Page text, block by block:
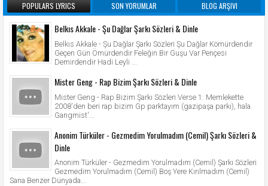
POPULARS LYRICS SON YORUMLAR BLOG ARŞIVI
Belkıs Akkale - Şu Dağlar Şarkı Sözleri & Dinle
Belkıs Akkale - Şu Dağlar Şarkı Sözleri Şu Dağlar Kömürdendir
Geçen Gün Ömürdendir Feleğin Bir Guşu Var Pençesi
Demirdendir Hadi Leyli ...
Mister Geng - Rap Bizim Şarkı Sözleri & Dinle
Mister Geng - Rap Bizim Şarkı Sözleri Verse 1: Memlekette
2008'den beri rap bizim Gp parktayım (gazipaşa parkı), hala
Gangmist'...
Anonim Türküler - Gezmedim Yorulmadım (Cemil) Şarkı Sözleri &
Dinle
Anonim Türküler - Gezmedim Yorulmadım (Cemil) Şarkı Sözleri
Gezmedim Yorulmadım (Cemil) Boş Yere Kırılmadım (Cemil)
Sana Benzer Dünyada...